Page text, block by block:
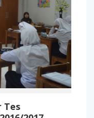
Tes